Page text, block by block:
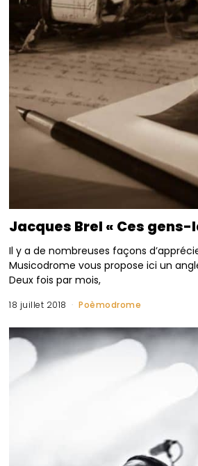
Jacques Brel « Ces gens-
Il y a de nombreuses façons
Musicodrome vous propose ici un
Deux fois par mois,
18 juillet 2018 Poèmodrome